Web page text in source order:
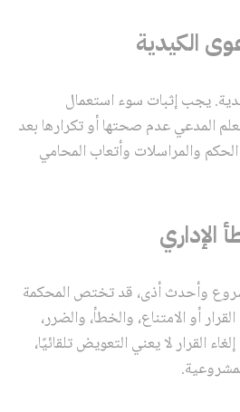
الكيدية
يجب إثبات سوء استعمال
المدعي عدم صحتها أو تكرارها بعد
والمراسلات وأتعاب المحامي
الإداري
وأحدث أذى، قد تختص المحكمة
أو الامتناع، والخطأ، والضرر،
القرار لا يعني التعويض تلقائيًا،